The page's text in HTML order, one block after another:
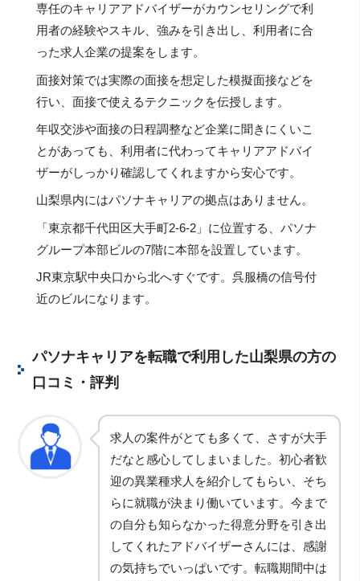
専任のキャリアアドバイザーがカウンセリングで利
用者の経験やスキル、強みを引き出し、利用者に合
った求人企業の提案をします。
面接対策では実際の面接を想定した模擬面接などを
行い、面接で使えるテクニックを伝授します。
年収交渉や面接の日程調整など企業に聞きにくいこ
とがあっても、利用者に代わってキャリアアドバイ
ザーがしっかり確認してくれますから安心です。
山梨県内にはパソナキャリアの拠点はありません。
「東京都千代田区大手町2-6-2」に位置する、パソナ
グループ本部ビルの7階に本部を設置しています。
JR東京駅中央口から北へすぐです。呉服橋の信号付
近のビルになります。
パソナキャリアを転職で利用した山梨県の方の
口コミ・評判
求人の案件がとても多くて、さすが大手
だなと感心してしまいました。初心者歓
迎の異業種求人を紹介してもらい、そち
らに就職が決まり働いています。今まで
の自分も知らなかった得意分野を引き出
してくれたアドバイザーさんには、感謝
の気持ちでいっぱいです。転職期間中は